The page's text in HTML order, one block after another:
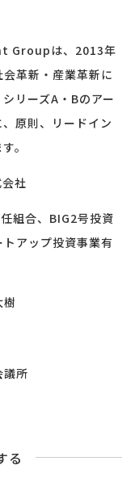
Groupは、2013年
革新・産業革新に
リーズA・Bのアー
原則、リードイン
す。
社
組合、BIG2号投資
アップ投資事業有
議所
る